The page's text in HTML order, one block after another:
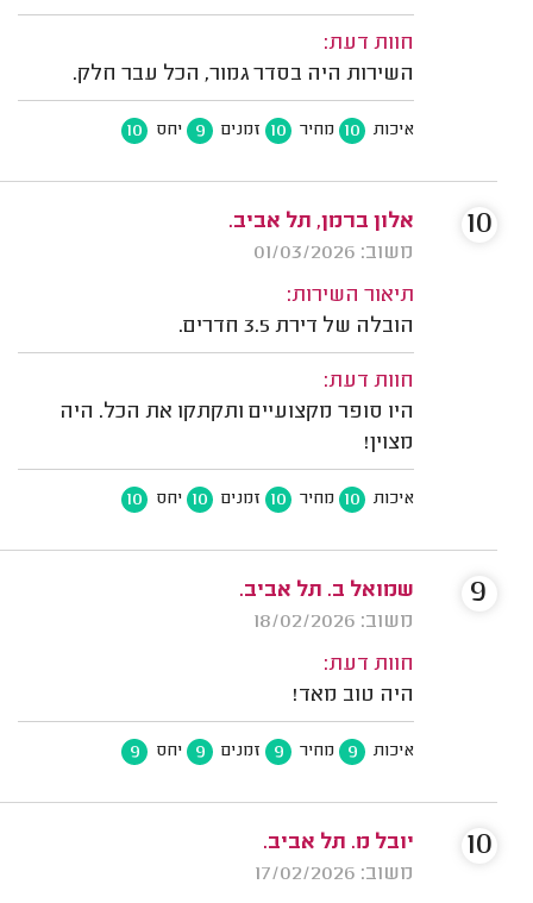
חוות דעת:
השירות היה בסדר גמור, הכל עבר חלק.
איכות 10 מחיר 10 זמנים 9 יחס 10
אלון ברמן, תל אביב.
משוב: 01/03/2026
תיאור השירות:
הובלה של דירת 3.5 חדרים.
חוות דעת:
היו סופר מקצועיים ותקתקו את הכל. היה
מצוין!
איכות 10 מחיר 10 זמנים 10 יחס 10
10
שמואל ב. תל אביב.
משוב: 18/02/2026
חוות דעת:
היה טוב מאד!
איכות 9 מחיר 9 זמנים 9 יחס 9
9
יובל מ. תל אביב.
משוב: 17/02/2026
10